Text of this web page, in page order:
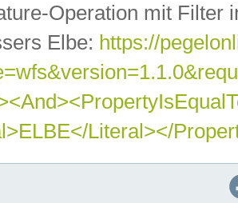
Operation mit Filter
Elbe: https://
Literal></